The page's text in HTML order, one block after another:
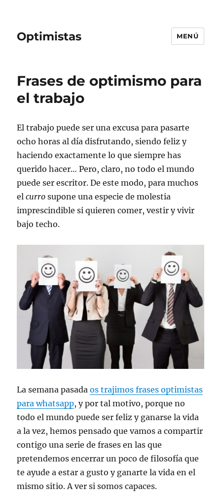
Optimistas MENÚ
Frases de optimismo para
el trabajo
El trabajo puede ser una excusa para pasarte
ocho horas al día disfrutando, siendo feliz y
haciendo exactamente lo que siempre has
querido hacer… Pero, claro, no todo el mundo
puede ser escritor. De este modo, para muchos
elcurro supone una especie de molestia
imprescindible si quieren comer, vestir y vivir
bajo techo.
La semana pasadaos trajimos frases optimistas
para whatsapp, y por tal motivo, porque no
todo el mundo puede ser feliz y ganarse la vida
a la vez, hemos pensado que vamos a compartir
contigo una serie de frases en las que
pretendemos encerrar un poco de filosofía que
te ayude a estar a gusto y ganarte la vida en el
mismo sitio. A ver si somos capaces.